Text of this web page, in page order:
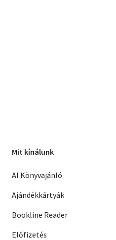
Mit kínálunk
AI Könyvajánló
Ajándékkártyák
Bookline Reader
Előfizetés